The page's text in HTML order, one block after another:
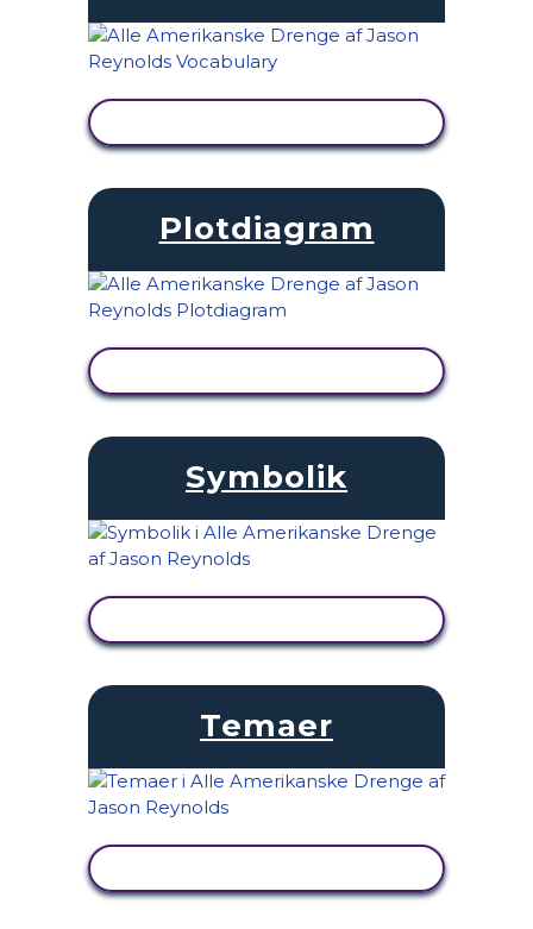
Plotdiagram
Symbolik
Temaer